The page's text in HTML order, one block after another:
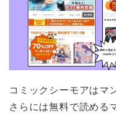
コミックシーモアはマ
さらには無料で読める